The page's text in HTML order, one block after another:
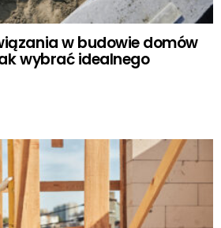
w budowie domów
wybrać idealnego